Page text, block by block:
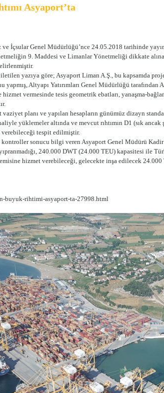
Asyaport’ta
ve İçsular Genel Müdürlüğü’nce 24.05.2018 tarihinde
9. Maddesi ve Limanlar Yönetmeliği dikkate
iletilen yazıya göre; Asyaport Liman A.Ş., bu kapsamda
yapmış, Altyapı Yatırımları Genel Müdürlüğü
vermesinde tesis geometrik ebatları, yanaşma-
vaziyet planı ve yapılan hesapların günümüz dizayn
yüklemeler altında ve mevcut rıhtımın D1 (sık
tespit edilmiştir.
sonucu bilgi veren Asyaport Genel Müdürü Kadir
yıpranmadığı, 240.000 DWT (24.000 TEU) kapasitesi ile
hizmet verebileceği, gelecekte inşa edilecek
buyuk-rihtimi-asyaport-ta-27998.html